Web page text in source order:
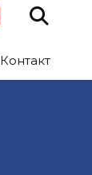
Контакт